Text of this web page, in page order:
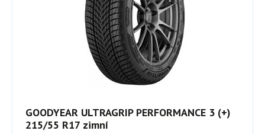
GOODYEAR ULTRAGRIP PERFORMANCE 3 (+)
215/55 R17 zimní